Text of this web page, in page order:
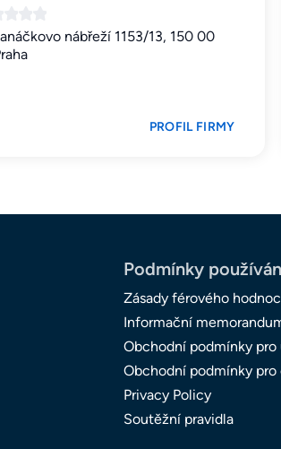
nábřeží 1153/13, 150 00
PROFIL FIRMY
Podmínky
Zásady férového
Informační
Obchodní podmínky pro
Obchodní podmínky
Privacy Policy
Soutěžní pravidla